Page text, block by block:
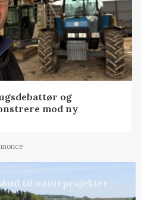
og
mod ny
til naturprojekter